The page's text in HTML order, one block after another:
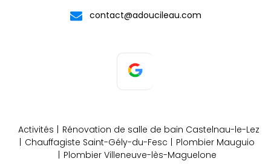
contact@adoucileau.com
Activités
Rénovation de salle de bain Castelnau-le-Lez
Chauffagiste Saint-Gély-du-Fesc
Plombier Mauguio
Plombier Villeneuve-lès-Maguelone